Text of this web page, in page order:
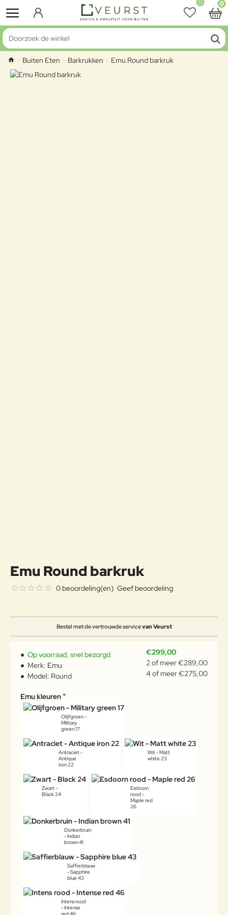
0 0
Doorzoek de winkel
home
Buiten Eten Barkrukken Emu Round barkruk
Emu Round barkruk
Bestel met de vertrouwde servicevan Veurst
0 beoordeling(en) Geef beoordeling
€299,00
2 of meer €289,00
4 of meer €275,00
Op voorraad, snel bezorgd
Merk: Emu
Model: Round
Emu kleuren
Olijfgroen -
Military
green 17
Antraciet -
Antique
iron 22
Wit - Matt
white 23
Zwart -
Black 24
Esdoorn
rood -
Maple red
26
Donkerbruin
- Indian
brown 41
Saffierblauw
- Sapphire
blue 43
Intens rood
- Intense